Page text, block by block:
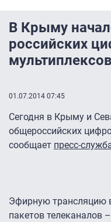
В Крыму
российских
мультиплексов
01.07.2014 07:45
Сегодня в Крыму и
общероссийских
сообщает пресс-
Эфирную трансляцию
пакетов телеканалов